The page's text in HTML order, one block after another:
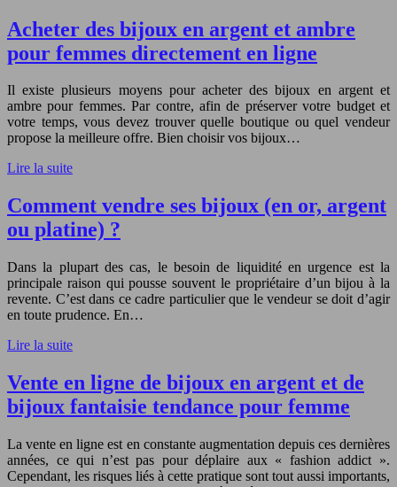
Acheter des bijoux en argent et ambre
pour femmes directement en ligne
Il existe plusieurs moyens pour acheter des bijoux en argent et
ambre pour femmes. Par contre, afin de préserver votre budget et
votre temps, vous devez trouver quelle boutique ou quel vendeur
propose la meilleure offre. Bien choisir vos bijoux…
Lire la suite
Comment vendre ses bijoux (en or, argent
ou platine) ?
Dans la plupart des cas, le besoin de liquidité en urgence est la
principale raison qui pousse souvent le propriétaire d’un bijou à la
revente. C’est dans ce cadre particulier que le vendeur se doit d’agir
en toute prudence. En…
Lire la suite
Vente en ligne de bijoux en argent et de
bijoux fantaisie tendance pour femme
La vente en ligne est en constante augmentation depuis ces dernières
années, ce qui n’est pas pour déplaire aux « fashion addict ».
Cependant, les risques liés à cette pratique sont tout aussi importants,